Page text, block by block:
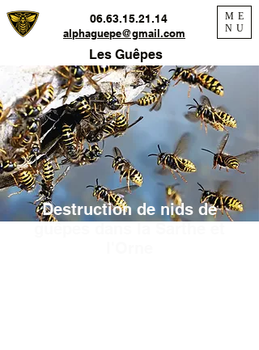
ME
NU
alphaguepe@gmail.com
06.63.15.21.14
Les Guêpes
Destruction de nids de